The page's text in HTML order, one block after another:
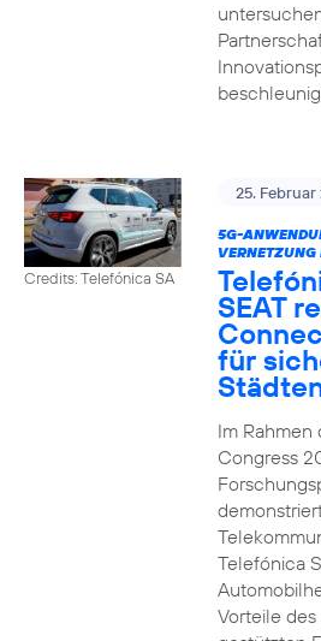
Credits: Telefónica SA
25. Februar
5G-
VERNETZUNG
SEAT
für
Im
Congress
Telefónica
Vorteile